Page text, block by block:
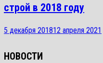
строй в 2018 году
5 декабря 201812 апреля 2021
НОВОСТИ